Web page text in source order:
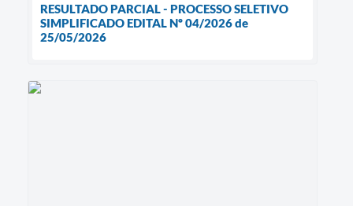
RESULTADO PARCIAL - PROCESSO SELETIVO
SIMPLIFICADO EDITAL Nº 04/2026 de
25/05/2026